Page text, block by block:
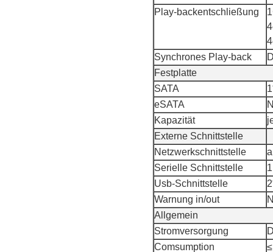
Play-backentschließung
Synchrones Play-back
Festplatte
SATA
eSATA
Kapazität
Externe Schnittstelle
Netzwerkschnittstelle
Serielle Schnittstelle
Usb-Schnittstelle
Warnung in/out
Allgemein
Stromversorgung
Comsumption